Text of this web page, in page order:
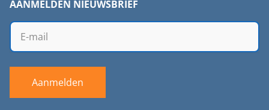
AANMELDEN NIEUWSBRIEF
Aanmelden